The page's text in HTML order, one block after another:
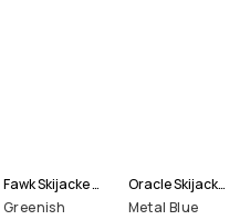
Fawk Skijacke Herren
Greenish
Oracle Skijacke Herren
Metal Blue